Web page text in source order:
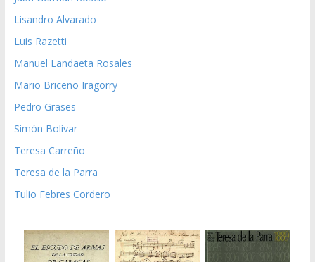
Lisandro Alvarado
Luis Razetti
Manuel Landaeta Rosales
Mario Briceño Iragorry
Pedro Grases
Simón Bolívar
Teresa Carreño
Teresa de la Parra
Tulio Febres Cordero